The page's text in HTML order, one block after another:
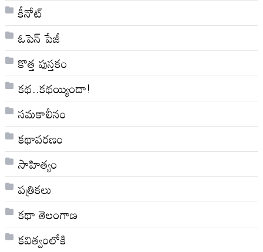
కీనోట్
ఓపెన్ పేజీ
కొత్త పుస్తకం
కథ..కథయ్యిందా!
సమకాలీనం
కథావరణం
సాహిత్యం
పత్రికలు
కథా తెలంగాణ
కవిత్వంలోకి